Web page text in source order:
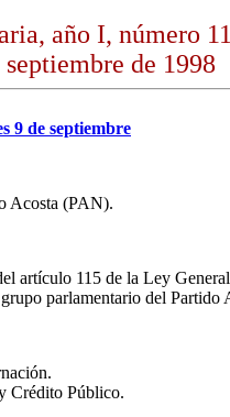
año I, número
septiembre de 1998
9 de septiembre
Acosta (PAN).
artículo 115 de la Ley
parlamentario del
Crédito Público.